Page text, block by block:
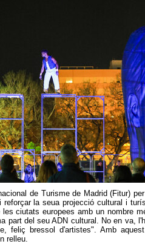
de Turisme de Madrid (Fitur)
la seua projecció cultural i
ciutats europees amb un nombre
part del seu ADN cultural. No en va,
feliç bressol d'artistes". Amb
relleu.